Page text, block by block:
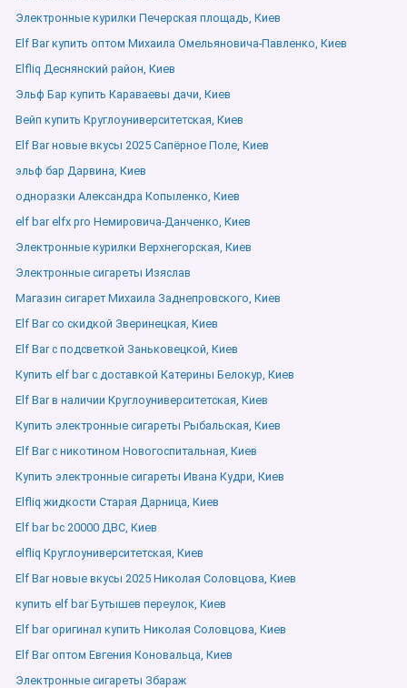
Электронные курилки Печерская площадь, Киев
Elf Bar купить оптом Михаила Омельяновича-Павленко, Киев
Elfliq Деснянский район, Киев
Эльф Бар купить Караваевы дачи, Киев
Вейп купить Круглоуниверситетская, Киев
Elf Bar новые вкусы 2025 Сапёрное Поле, Киев
эльф бар Дарвина, Киев
одноразки Александра Копыленко, Киев
elf bar elfx pro Немировича-Данченко, Киев
Электронные курилки Верхнегорская, Киев
Электронные сигареты Изяслав
Магазин сигарет Михаила Заднепровского, Киев
Elf Bar со скидкой Зверинецкая, Киев
Elf Bar с подсветкой Заньковецкой, Киев
Купить elf bar с доставкой Катерины Белокур, Киев
Elf Bar в наличии Круглоуниверситетская, Киев
Купить электронные сигареты Рыбальская, Киев
Elf Bar с никотином Новогоспитальная, Киев
Купить электронные сигареты Ивана Кудри, Киев
Elfliq жидкости Старая Дарница, Киев
Elf bar bc 20000 ДВС, Киев
elfliq Круглоуниверситетская, Киев
Elf Bar новые вкусы 2025 Николая Соловцова, Киев
купить elf bar Бутышев переулок, Киев
Elf bar оригинал купить Николая Соловцова, Киев
Elf Bar оптом Евгения Коновальца, Киев
Электронные сигареты Збараж